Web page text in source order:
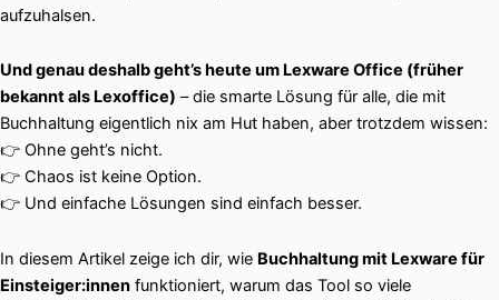
aufzuhalsen.
Und genau deshalb geht’s heute um Lexware Office (früher
bekannt als Lexoffice) – die smarte Lösung für alle, die mit
Buchhaltung eigentlich nix am Hut haben, aber trotzdem wissen:
👉 Ohne geht’s nicht.
👉 Chaos ist keine Option.
👉 Und einfache Lösungen sind einfach besser.
In diesem Artikel zeige ich dir, wie Buchhaltung mit Lexware für
Einsteiger:innen funktioniert, warum das Tool so viele